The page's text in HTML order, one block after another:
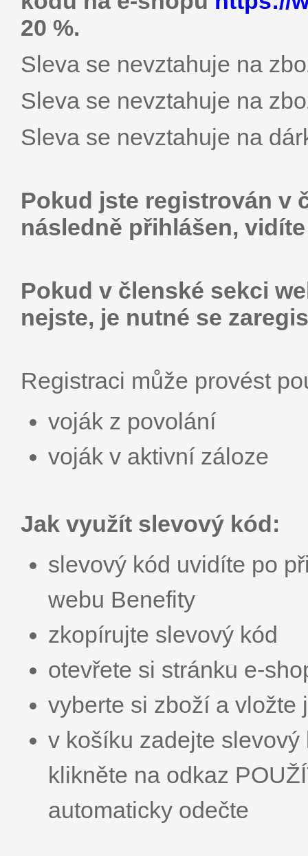
20 %.
Sleva se nevztahuje na
Sleva se nevztahuje na
Sleva se nevztahuje na
Pokud jste registrován v
následně přihlášen,
Pokud v členské sekci
nejste, je nutné se
Registraci může provést
voják z povolání
voják v aktivní záloze
Jak využít slevový kód:
slevový kód uvidíte po
webu Benefity
zkopírujte slevový kód
otevřete si stránku e-
vyberte si zboží a vložte
v košíku zadejte
klikněte na odkaz
automaticky odečte